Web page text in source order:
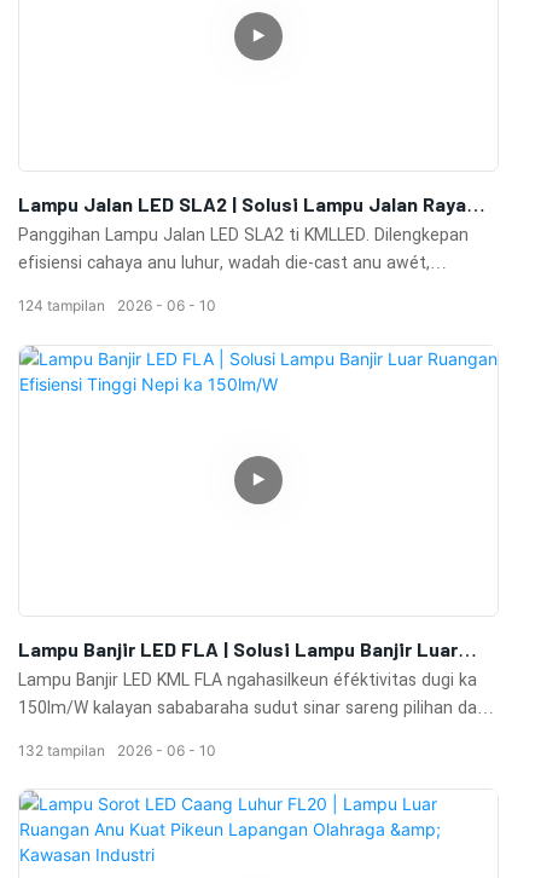
mastikeun operasi anu stabil dina rupa-rupa lingkungan luar
ruangan. Idéal pikeun proyék kota, pamekaran komérsial,
Lampu Jalan LED SLA2 | Solusi Lampu Jalan Raya
Efisiensi Tinggi Pikeun Jalan, Jalan Raya & Tempat
Parkir
Panggihan Lampu Jalan LED SLA2 ti KMLLED. Dilengkepan
efisiensi cahaya anu luhur, wadah die-cast anu awét,
tiasa diandelkeun pikeun jalan, jalan raya, tempat parkir,
sareng proyék pencahayaan kota.
2026 06 10
124 tampilan
Lampu Banjir LED FLA | Solusi Lampu Banjir Luar
Ruangan Efisiensi Tinggi Nepi Ka 150lm/W
Lampu Banjir LED KML FLA ngahasilkeun éféktivitas dugi ka
150lm/W kalayan sababaraha sudut sinar sareng pilihan daya
kalebet tempat parkir, stadion, fasad gedong, papan reklame,
taman, sareng proyék lampu komérsial.
2026 06 10
132 tampilan